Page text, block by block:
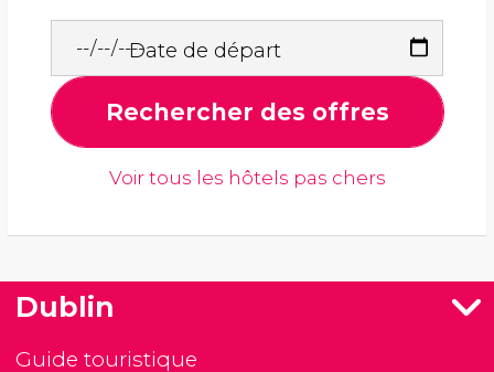
Date de départ
Rechercher des offres
Voir tous les hôtels pas chers
Dublin
Guide touristique